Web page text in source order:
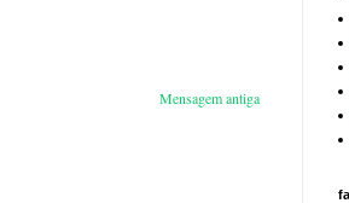
Mensagem antiga